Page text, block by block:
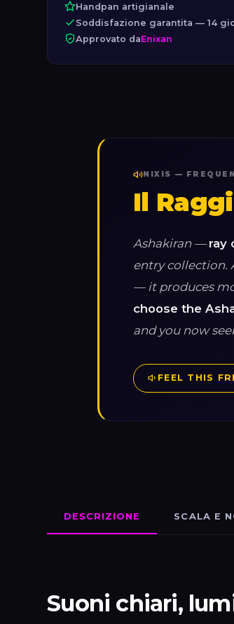
Handpan artigianale
Soddisfazione garantita — 14
Approvato daEnixan
NIXIS —
Il
Ashakiran — ray
entry collection.
— it produces
choose the
and you now
FEEL THIS
DESCRIZIONE SCALA E
Suoni chiari,